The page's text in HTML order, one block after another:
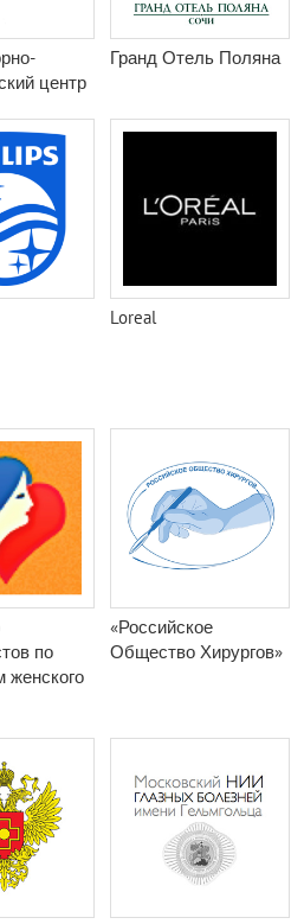
центр
Гранд Отель Поляна
Loreal
по
женского
«Российское
Общество Хирургов»